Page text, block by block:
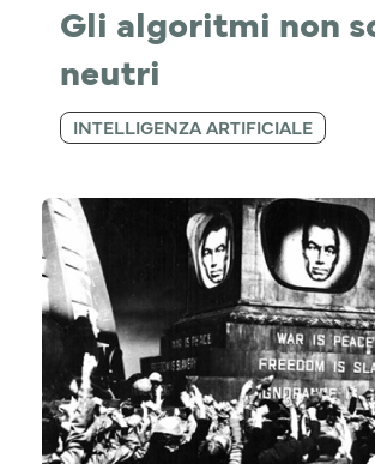
Gli algoritmi non
neutri
INTELLIGENZA ARTIFICIALE